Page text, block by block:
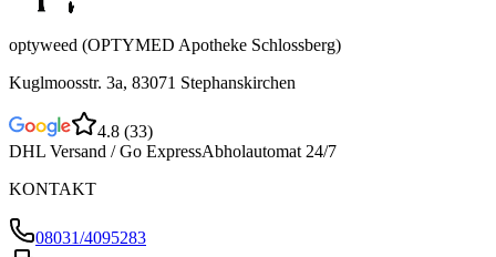
optyweed (OPTYMED Apotheke Schlossberg)
Kuglmoosstr. 3a, 83071 Stephanskirchen
4.8 (33)
DHL Versand / Go ExpressAbholautomat 24/7
KONTAKT
08031/4095283